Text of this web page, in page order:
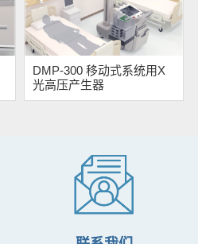
DMP-300 移动式系统用X
光高压产生器